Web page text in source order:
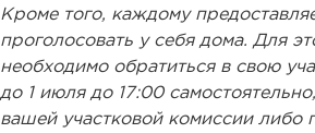
Кроме того, каждому
проголосовать у себя дома. Для
необходимо обратиться в свою
до 1 июля до 17:00
вашей участковой комиссии либо